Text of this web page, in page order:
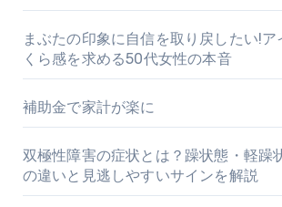
まぶたの印象に自信を取り戻したい!ア
くら感を求める50代女性の本音
補助金で家計が楽に
双極性障害の症状とは？躁状態・軽躁
の違いと見逃しやすいサインを解説